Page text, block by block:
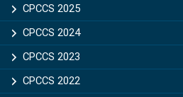
CPCCS 2025
CPCCS 2024
CPCCS 2023
CPCCS 2022